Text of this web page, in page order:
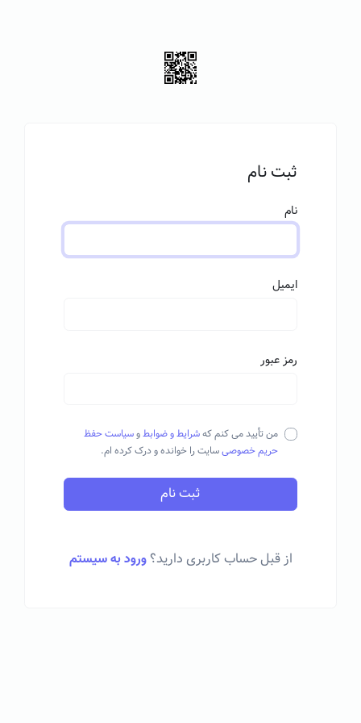
ثبت نام
نام
ایمیل
رمز عبور
من تأیید می کنم کهشرایط و ضوابطوسیاست حفظ
حریم خصوصیسایت را خوانده و درک کرده ام.
ثبت نام
از قبل حساب کاربری دارید؟ورود به سیستم